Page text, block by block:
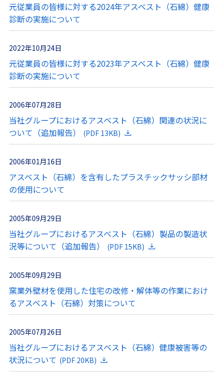
元従業員の皆様に対する2024年アスベスト（石綿）健康
診断の実施について
2022年10月24日
元従業員の皆様に対する2023年アスベスト（石綿）健康
診断の実施について
2006年07月28日
当社グループにおけるアスベスト（石綿）関連の状況に
ついて（追加報告）
(PDF 13KB)
2006年01月16日
アスベスト（石綿）を含有したプラスチックサッシ部材
の使用について
2005年09月29日
当社グループにおけるアスベスト（石綿）製品の製造状
況等について（追加報告）
(PDF 15KB)
2005年09月29日
窯業外壁材を使用した住宅の改修・解体等の作業におけ
るアスベスト（石綿）対策について
2005年07月26日
当社グループにおけるアスベスト（石綿）健康被害等の
状況について (PDF 20KB)